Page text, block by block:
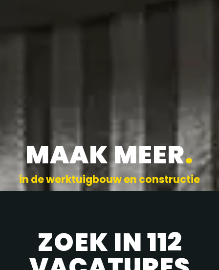
MAAK MEER.
in de werktuigbouw en constructie
ZOEK IN 112